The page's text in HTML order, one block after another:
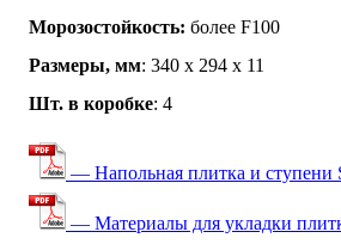
Морозостойкость: более F100
Размеры, мм: 340 х 294 х 11
Шт. в коробке: 4
— Напольная плитка и ступени
— Материалы для укладки